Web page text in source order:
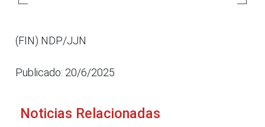
(FIN) NDP/JJN
Publicado: 20/6/2025
Noticias Relacionadas